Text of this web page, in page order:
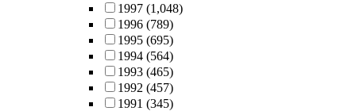
1997 (1,048)
1996 (789)
1995 (695)
1994 (564)
1993 (465)
1992 (457)
1991 (345)